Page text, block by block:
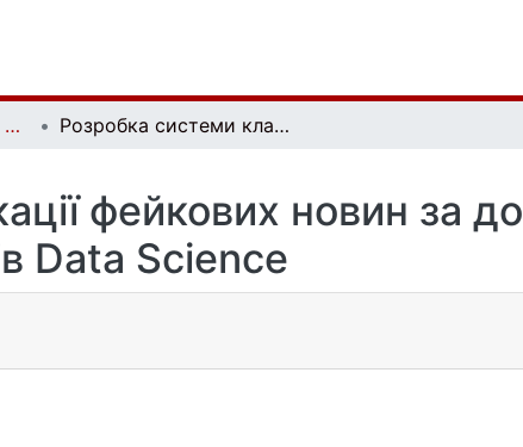
Магістерські роботи | Master's theses Розробка системи класифікації фейкових новин за допомогою методів Data Science
фейкових новин за
Data Science